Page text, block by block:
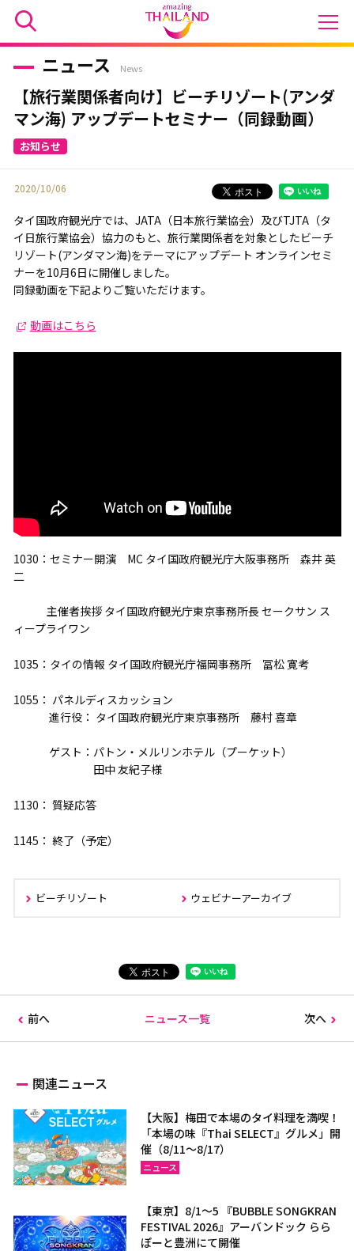
ニュース News
【旅行業関係者向け】ビーチリゾート(アンダ
マン海) アップデートセミナー（同録動画）
2020/10/06
タイ国政府観光庁では、JATA（日本旅行業協会）及びTJTA（タ
イ日旅行業協会）協力のもと、旅行業関係者を対象としたビーチ
リゾート(アンダマン海)をテーマにアップデート オンラインセミ
ナーを10月6日に開催しました。
同録動画を下記よりご覧いただけます。
動画はこちら
1030：セミナー開演 MC タイ国政府観光庁大阪事務所 森井 英
二
主催者挨拶 タイ国政府観光庁東京事務所長 セークサン ス
ィープライワン
1035：タイの情報 タイ国政府観光庁福岡事務所 冨松 寛考
1055： パネルディスカッション
進行役： タイ国政府観光庁東京事務所 藤村 喜章
ゲスト：パトン・メルリンホテル（プーケット）
田中 友紀子様
1130： 質疑応答
1145： 終了（予定）
ビーチリゾート ウェビナーアーカイブ
前へ ニュース一覧 次へ
関連ニュース
【大阪】梅田で本場のタイ料理を満喫！
「本場の味『Thai SELECT』グルメ」開
催（8/11～8/17）
ニュース
【東京】8/1～5 『BUBBLE SONGKRAN
FESTIVAL 2026』アーバンドック らら
ぽーと豊洲にて開催